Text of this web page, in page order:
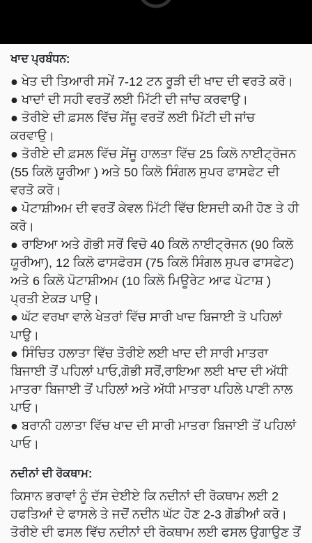
ਖਾਦ ਪ੍ਰਬੰਧਨ:
● ਖੇਤ ਦੀ ਤਿਆਰੀ ਸਮੇਂ 7-12 ਟਨ ਰੂੜੀ ਦੀ ਖਾਦ ਦੀ ਵਰਤੋ ਕਰੋ।
● ਖਾਦਾਂ ਦੀ ਸਹੀ ਵਰਤੋਂ ਲਈ ਮਿੱਟੀ ਦੀ ਜਾਂਚ ਕਰਵਾਉ।
● ਤੋਰੀਏ ਦੀ ਫ਼ਸਲ ਵਿੱਚ ਸੇਂਜੂ ਵਰਤੋਂ ਲਈ ਮਿੱਟੀ ਦੀ ਜਾਂਚ
ਕਰਵਾਉ।
● ਤੋਰੀਏ ਦੀ ਫ਼ਸਲ ਵਿੱਚ ਸੇਂਜੂ ਹਾਲਤਾ ਵਿੱਚ 25 ਕਿਲੋ ਨਾਈਟ੍ਰੋਜਨ
(55 ਕਿਲੋ ਯੂਰੀਆ ) ਅਤੇ 50 ਕਿਲੋ ਸਿੰਗਲ ਸੁਪਰ ਫਾਸਫੇਟ ਦੀ
ਵਰਤੋ ਕਰੋ।
● ਪੋਟਾਸ਼ੀਅਮ ਦੀ ਵਰਤੋਂ ਕੇਵਲ ਮਿੱਟੀ ਵਿੱਚ ਇਸਦੀ ਕਮੀ ਹੋਣ ਤੇ ਹੀ
ਕਰੋ।
● ਰਾਇਆ ਅਤੇ ਗੋਭੀ ਸਰੋਂ ਵਿਚੋ 40 ਕਿਲੋ ਨਾਈਟ੍ਰੋਜਨ (90 ਕਿਲੋ
ਯੂਰੀਆ), 12 ਕਿਲੋ ਫਾਸਫੋਰਸ (75 ਕਿਲੋ ਸਿੰਗਲ ਸੁਪਰ ਫਾਸਫੇਟ)
ਅਤੇ 6 ਕਿਲੋ ਪੋਟਾਸ਼ੀਅਮ (10 ਕਿਲੋ ਮਿਊਰੇਟ ਆਫ ਪੋਟਾਸ਼ )
ਪ੍ਰਤੀ ਏਕੜ ਪਾਉ।
● ਘੱਟ ਵਰਖਾ ਵਾਲੇ ਖੇਤਰਾਂ ਵਿੱਚ ਸਾਰੀ ਖਾਦ ਬਿਜਾਈ ਤੋ ਪਹਿਲਾਂ
ਪਾਉ।
● ਸਿੰਚਿਤ ਹਲਾਤਾ ਵਿੱਚ ਤੋਰੀਏ ਲਈ ਖਾਦ ਦੀ ਸਾਰੀ ਮਾਤਰਾ
ਬਿਜਾਈ ਤੋਂ ਪਹਿਲਾਂ ਪਾਓ,ਗੋਭੀ ਸਰੋਂ,ਰਾਇਆ ਲਈ ਖਾਦ ਦੀ ਅੱਧੀ
ਮਾਤਰਾ ਬਿਜਾਈ ਤੋਂ ਪਹਿਲਾਂ ਅਤੇ ਅੱਧੀ ਮਾਤਰਾ ਪਹਿਲੇ ਪਾਣੀ ਨਾਲ
ਪਾਓ।
● ਬਰਾਨੀ ਹਲਾਤਾ ਵਿੱਚ ਖਾਦ ਦੀ ਸਾਰੀ ਮਾਤਰਾ ਬਿਜਾਈ ਤੋਂ ਪਹਿਲਾਂ
ਪਾਓ।
ਨਦੀਨਾਂ ਦੀ ਰੋਕਥਾਮ:
ਕਿਸਾਨ ਭਰਾਵਾਂ ਨੂੰ ਦੱਸ ਦੇਈਏ ਕਿ ਨਦੀਨਾਂ ਦੀ ਰੋਕਥਾਮ ਲਈ 2
ਹਫਤਿਆਂ ਦੇ ਫਾਸਲੇ ਤੇ ਜਦੋਂ ਨਦੀਨ ਘੱਟ ਹੋਣ 2-3 ਗੋਡੀਆਂ ਕਰੋ।
ਤੋਰੀਏ ਦੀ ਫਸਲ ਵਿੱਚ ਨਦੀਨਾਂ ਦੀ ਰੋਕਥਾਮ ਲਈ ਫਸਲ ਉਗਾਉਣ ਤੋਂ